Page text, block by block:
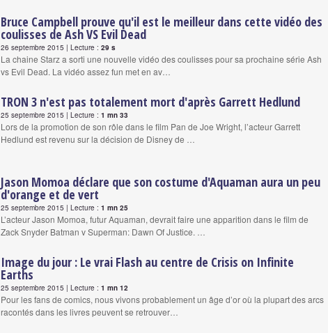
Bruce Campbell prouve qu'il est le meilleur dans cette vidéo des
coulisses de Ash VS Evil Dead
26 septembre 2015 | Lecture : 29 s
La chaine Starz a sorti une nouvelle vidéo des coulisses pour sa prochaine série Ash
vs Evil Dead. La vidéo assez fun met en av…
TRON 3 n'est pas totalement mort d'après Garrett Hedlund
25 septembre 2015 | Lecture : 1 mn 33
Lors de la promotion de son rôle dans le film Pan de Joe Wright, l’acteur Garrett
Hedlund est revenu sur la décision de Disney de …
Jason Momoa déclare que son costume d'Aquaman aura un peu
d'orange et de vert
25 septembre 2015 | Lecture : 1 mn 25
L’acteur Jason Momoa, futur Aquaman, devrait faire une apparition dans le film de
Zack Snyder Batman v Superman: Dawn Of Justice. …
Image du jour : Le vrai Flash au centre de Crisis on Infinite
Earths
25 septembre 2015 | Lecture : 1 mn 12
Pour les fans de comics, nous vivons probablement un âge d’or où la plupart des arcs
racontés dans les livres peuvent se retrouver…